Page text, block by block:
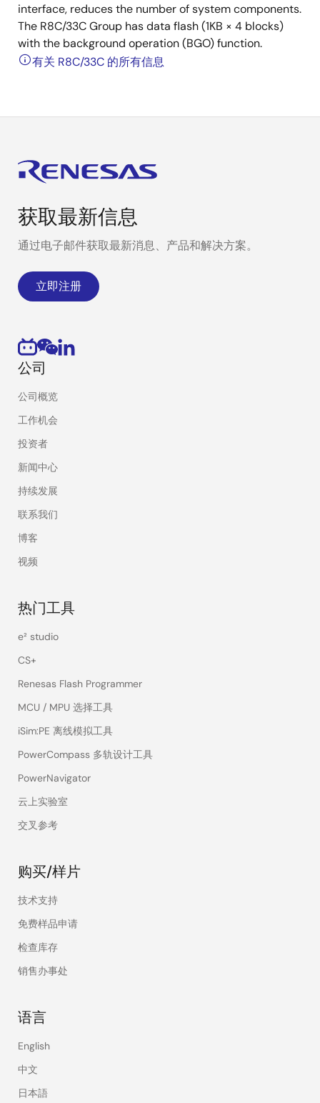
interface, reduces the number of system components.
The R8C/33C Group has data flash (1KB × 4 blocks)
with the background operation (BGO) function.
有关 R8C/33C 的所有信息
获取最新信息
通过电子邮件获取最新消息、产品和解决方案。
立即注册
公司
公司概览
工作机会
投资者
新闻中心
持续发展
联系我们
博客
视频
热门工具
e² studio
CS+
Renesas Flash Programmer
MCU / MPU 选择工具
iSim:PE 离线模拟工具
PowerCompass 多轨设计工具
PowerNavigator
云上实验室
交叉参考
购买/样片
技术支持
免费样品申请
检查库存
销售办事处
语言
English
中文
日本語